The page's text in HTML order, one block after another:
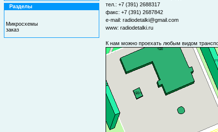
Разделы
Микросхемы
заказ
тел.: +7 (391) 2688317
факс: +7 (391) 2687842
e-mail: radiodetalki@gmail.com
www: radiodetalki.ru
К нам можно проехать любым видом